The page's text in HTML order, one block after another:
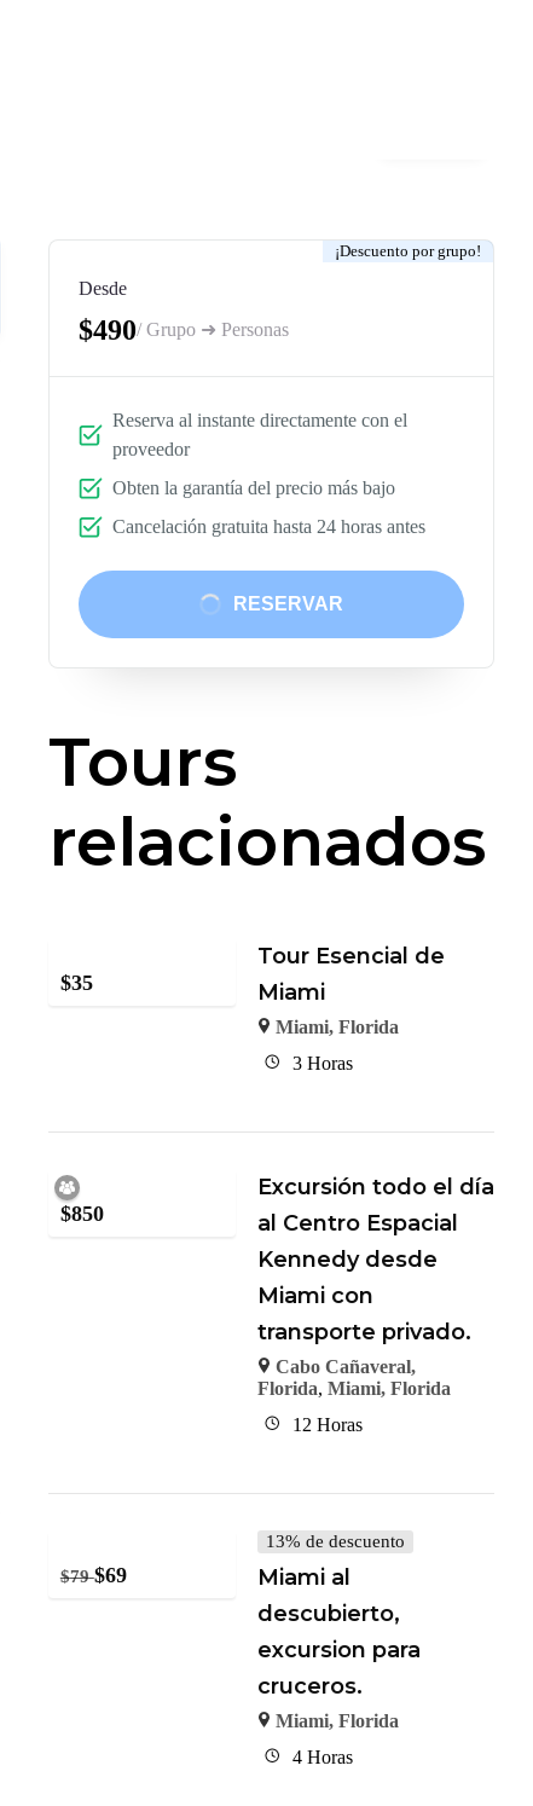
¡Descuento por grupo!
Desde
$490/ Grupo ➜ Personas
Reserva al instante directamente con el
proveedor
Obten la garantía del precio más bajo
Cancelación gratuita hasta 24 horas antes
RESERVAR
Tours
relacionados
$35
Tour Esencial de
Miami
Miami, Florida
3 Horas
$850
Excursión todo el día
al Centro Espacial
Kennedy desde
Miami con
transporte privado.
Cabo Cañaveral,
Florida, Miami, Florida
12 Horas
$79 $69
13% de descuento
Miami al
descubierto,
excursion para
cruceros.
Miami, Florida
4 Horas